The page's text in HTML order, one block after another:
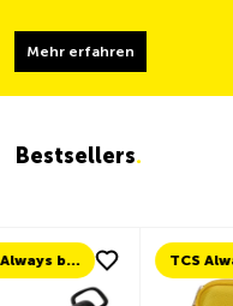
Tragfähigkeit ausgestattet.
Mehr erfahren
Bestsellers.
TCS Always by my side